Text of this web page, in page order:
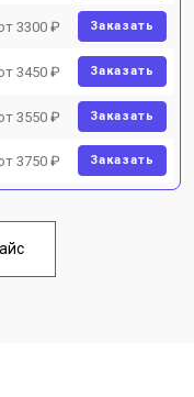
3300 ₽ Заказать
3450 ₽ Заказать
3550 ₽ Заказать
3750 ₽ Заказать